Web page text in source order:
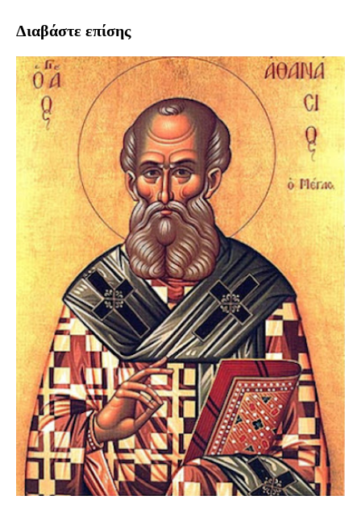
Διαβάστε επίσης